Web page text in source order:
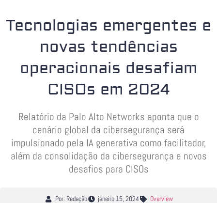
Tecnologias emergentes e
novas tendências
operacionais desafiam
CISOs em 2024
Relatório da Palo Alto Networks aponta que o
cenário global da cibersegurança será
impulsionado pela IA generativa como facilitador,
além da consolidação da cibersegurança e novos
desafios para CISOs
Por: Redação janeiro 15, 2024 Overview